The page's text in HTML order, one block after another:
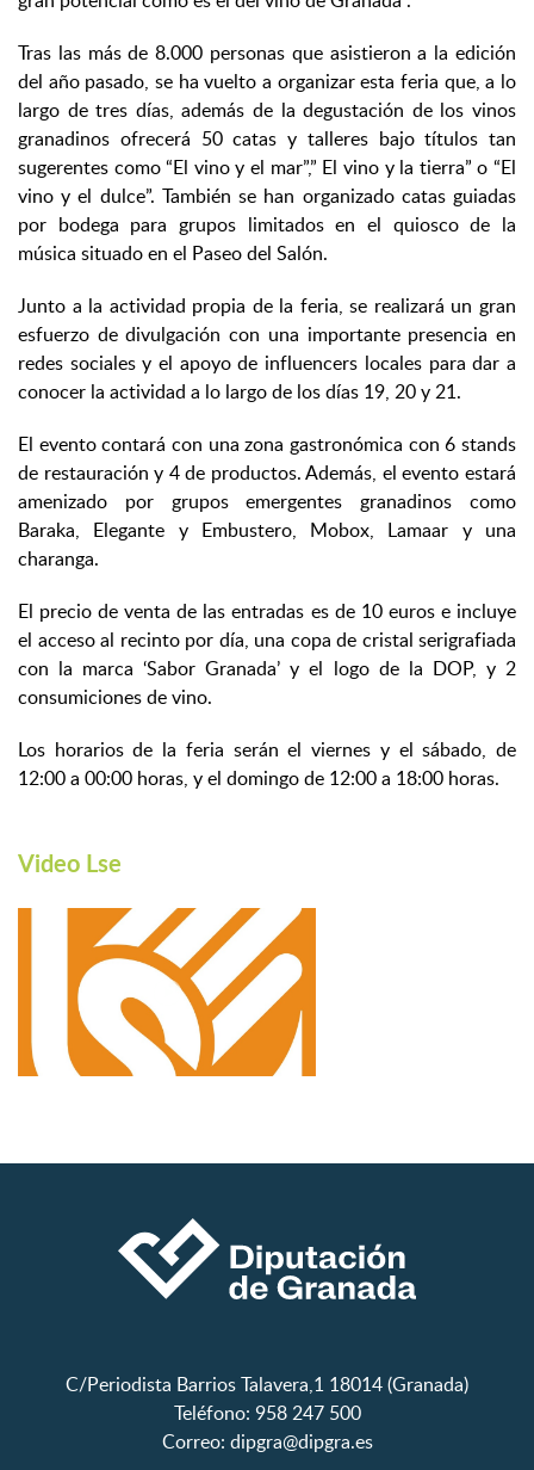
Tras las más de 8.000 personas que asistieron a la edición
del año pasado, se ha vuelto a organizar esta feria que, a lo
largo de tres días, además de la degustación de los vinos
granadinos ofrecerá 50 catas y talleres bajo títulos tan
sugerentes como “El vino y el mar”,” El vino y la tierra” o “El
vino y el dulce”. También se han organizado catas guiadas
por bodega para grupos limitados en el quiosco de la
música situado en el Paseo del Salón.
Junto a la actividad propia de la feria, se realizará un gran
esfuerzo de divulgación con una importante presencia en
redes sociales y el apoyo de influencers locales para dar a
conocer la actividad a lo largo de los días 19, 20 y 21.
El evento contará con una zona gastronómica con 6 stands
de restauración y 4 de productos. Además, el evento estará
amenizado por grupos emergentes granadinos como
Baraka, Elegante y Embustero, Mobox, Lamaar y una
charanga.
El precio de venta de las entradas es de 10 euros e incluye
el acceso al recinto por día, una copa de cristal serigrafiada
con la marca ‘Sabor Granada’ y el logo de la DOP, y 2
consumiciones de vino.
Los horarios de la feria serán el viernes y el sábado, de
12:00 a 00:00 horas, y el domingo de 12:00 a 18:00 horas.
Video Lse
C/Periodista Barrios Talavera,1 18014 (Granada)
Teléfono: 958 247 500
Correo: dipgra@dipgra.es